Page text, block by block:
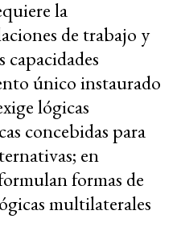
la
de trabajo y
único instaurado
lógicas
concebidas para
en
formas de
multilaterales